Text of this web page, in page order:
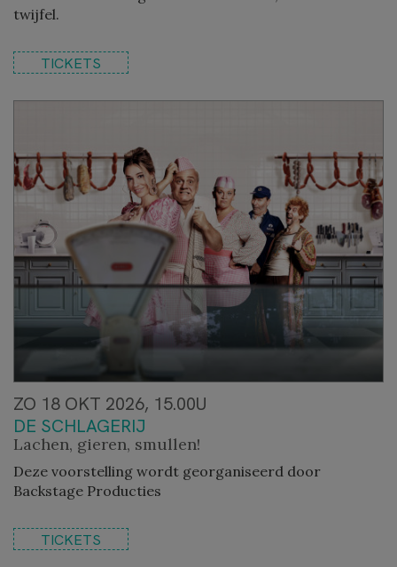
twijfel.
TICKETS
ZO 18 OKT 2026, 15.00U
DE SCHLAGERIJ
Lachen, gieren, smullen!
Deze voorstelling wordt georganiseerd door
Backstage Producties
TICKETS